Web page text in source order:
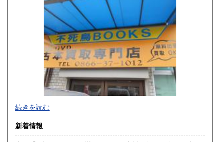
300円 徳島県
300円 愛媛県
300円 福岡県
300円 長崎県
熊本県
宮崎県
不死鳥BOOKSでは、書籍だけでなくCD、DVD、レコード、
ゲーム、おもちゃ、骨董品まであらゆるものの買い取りがで
にお問い合わせください。出張費は、無料です。
続きを読む
新着情報